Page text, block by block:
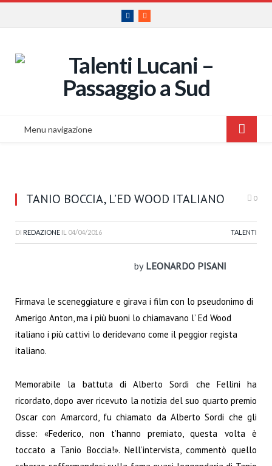
Facebook
RSS
Menu navigazione
TANIO BOCCIA, L’ED WOOD ITALIANO 0
DI REDAZIONE IL 04/04/2016 TALENTI
by LEONARDO PISANI
Firmava le sceneggiature e girava i film con lo pseudonimo di
Amerigo Anton, ma i più buoni lo chiamavano l’ Ed Wood
italiano i più cattivi lo deridevano come il peggior regista
italiano.
Memorabile la battuta di Alberto Sordi che Fellini ha
ricordato, dopo aver ricevuto la notizia del suo quarto premio
Oscar con Amarcord, fu chiamato da Alberto Sordi che gli
disse: «Federico, non t’hanno premiato, questa volta è
toccato a Tanio Boccia!». Nell’intervista, commentò quello